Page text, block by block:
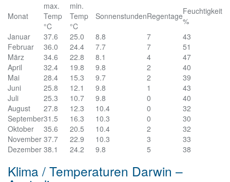
Monat
max.
Temp
°C
min.
Temp
°C
SonnenstundenRegentageFeuchtigkeit
%
Januar
37.6 25.0 8.8 7
43
Februar
36.0 24.4 7.7 7
51
März
34.6 22.8 8.1 4
47
April
32.4 19.8 9.8 2
40
Mai
28.4 15.3 9.7 2
39
Juni
25.8 12.1 9.8 1
43
Juli
25.3 10.7 9.8 0
40
August
27.8 12.3 10.4 0
32
September31.5 16.3 10.3 0
30
Oktober
35.6 20.5 10.4 2
32
November 37.7 22.9 10.3 3
33
Dezember 38.1 24.2 9.8 5 38
Klima / Temperaturen Darwin –